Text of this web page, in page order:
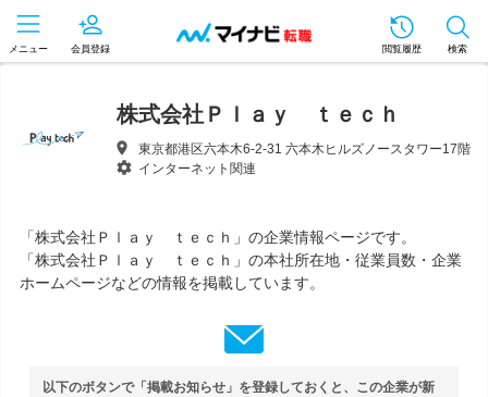
メニュー 会員登録 閲覧履歴 検索
株式会社Ｐｌａｙ ｔｅｃｈ
東京都港区六本木6-2-31 六本木ヒルズノースタワー17階
インターネット関連
「株式会社Ｐｌａｙ ｔｅｃｈ」の企業情報ページです。
「株式会社Ｐｌａｙ ｔｅｃｈ」の本社所在地・従業員数・企業
ホームページなどの情報を掲載しています。
以下のボタンで「掲載お知らせ」を登録しておくと、この企業が新